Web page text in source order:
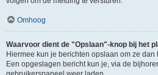
Omhoog
Waarvoor dient de "Opslaan"-knop bij het
Hiermee kun je berichten opslaan om ze
Een opgeslagen bericht kun je, via de